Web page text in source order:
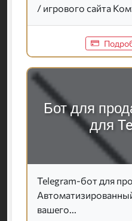
/ игрового сайта
Бот для
для
Telegram-бот для
вашего...